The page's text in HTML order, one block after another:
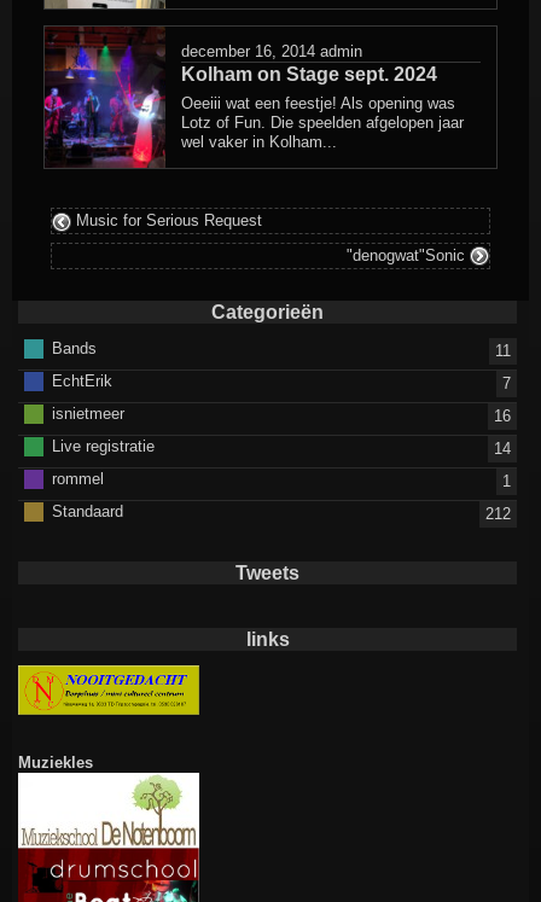
december 16, 2014 admin
Kolham on Stage sept. 2024
Oeeiii wat een feestje! Als opening was
Lotz of Fun. Die speelden afgelopen jaar
wel vaker in Kolham...
Music for Serious Request
"denogwat"Sonic
Categorieën
Bands
11
EchtErik
7
isnietmeer
16
Live registratie
14
rommel
1
Standaard
212
Tweets
links
Muziekles